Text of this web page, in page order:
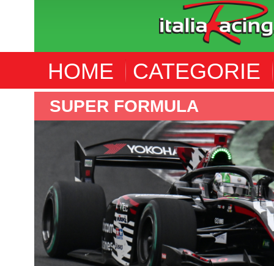
HOME CATEGORIE
IMSA